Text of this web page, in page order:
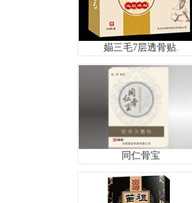
媌三毛7层透骨贴.
同仁骨宝